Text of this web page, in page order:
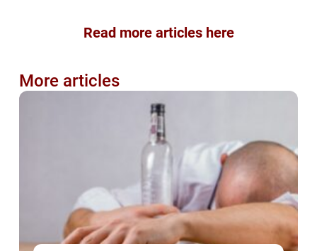
Read more articles here
More articles